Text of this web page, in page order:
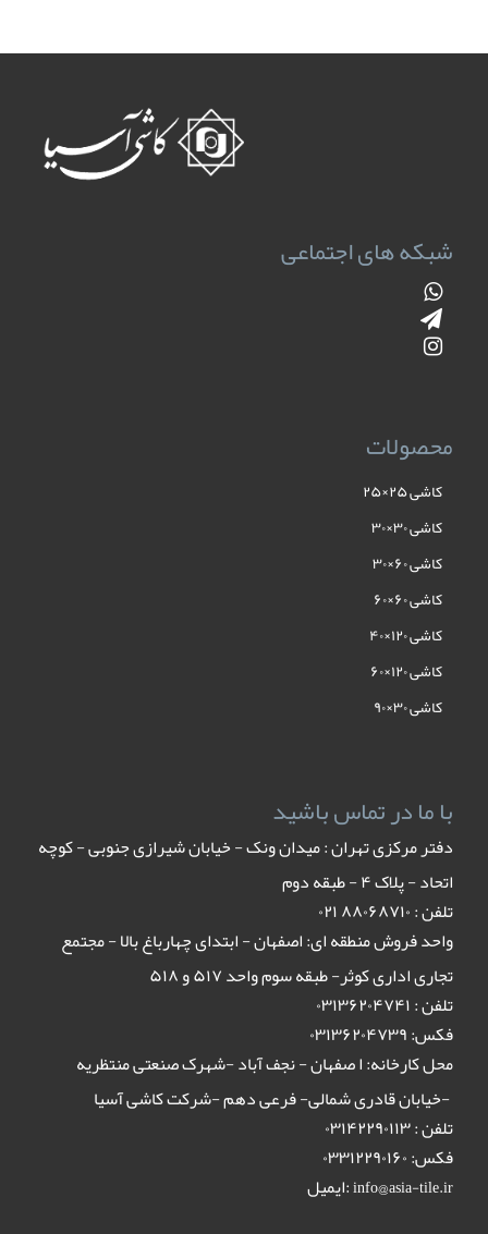
شبکه های اجتماعی
محصولات
کاشی ۲۵×۲۵
کاشی ۳۰×۳۰
کاشی ۶۰×۳۰
کاشی ۶۰×۶۰
کاشی ۱۲۰×۴۰
کاشی ۱۲۰×۶۰
کاشی ۳۰×۹۰
با ما در تماس باشید
دفتر مرکزی تهران : میدان ونک - خیابان شیرازی جنوبی - کوچه
اتحاد - پلاک ۴ - طبقه دوم
تلفن : ٨٨٠۶٨٧١٠ ٠٢١
واحد فروش منطقه ای: اصفهان - ابتدای چهارباغ بالا - مجتمع
تجاری اداری کوثر- طبقه سوم واحد ۵۱۷ و ۵۱۸
تلفن : ۰۳۱۳۶۲۰۴۷۴۱
فکس: ۰۳۱۳۶۲۰۴۷۳۹
محل کارخانه: ا صفهان - نجف آباد -شهرک صنعتی منتظریه
-خیابان قادری شمالی- فرعی دهم -شرکت کاشی آسیا
تلفن : ۰۳۱۴۲۲۹۰۱۱۳
فکس: ۰۳۳۱۲۲۹۰۱۶۰
ایمیل:info@asia-tile.ir